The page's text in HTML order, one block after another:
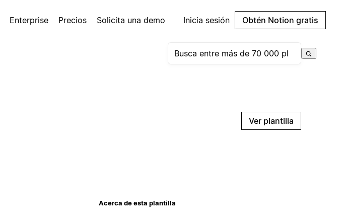
Enterprise Precios Solicita una demo Inicia sesión Obtén Notion gratis
Ver plantilla
Acerca de esta plantilla